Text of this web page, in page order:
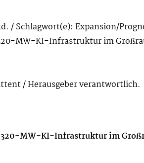
/ Schlagwort(e): Expansion/
MW-KI-Infrastruktur im
/ Herausgeber verantwortlich.
320-MW-KI-Infrastruktur im